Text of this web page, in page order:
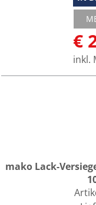
€
inkl.
mako Lack-